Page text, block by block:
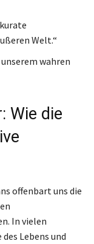
Welt.“
unserem wahren
Wie die
offenbart uns die
In vielen
Lebens und